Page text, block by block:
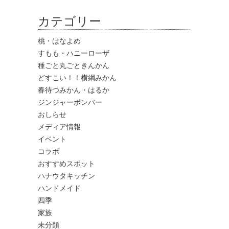
カテゴリー
桃・はなよめ
すもも・ハニーローザ
種ごと丸ごときんかん
どすこい！！横綱みかん
春待つみかん・はるか
ジンジャーボンバー
おしらせ
メディア情報
イベント
コラボ
おすすめスポット
ハナウタキッチン
ハンドメイド
四季
家族
未分類